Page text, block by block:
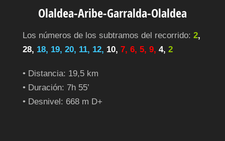
Olaldea-Aribe-Garralda-Olaldea
Los números de los subtramos del recorrido: 2,
28, 18, 19, 20, 11, 12, 10, 7, 6, 5, 9, 4, 2
• Distancia: 19,5 km
• Duración: 7h 55’
• Desnivel: 668 m D+